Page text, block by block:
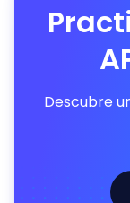
Descubre